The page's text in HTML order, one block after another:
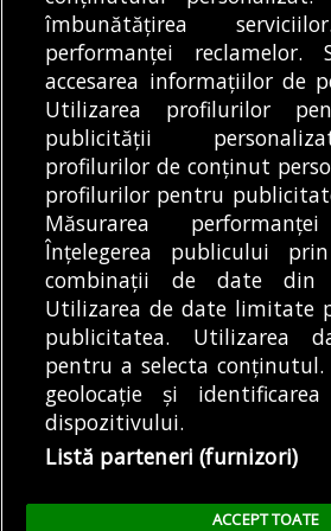
Transport
Trafic restricționat pe
București-Constanța.
MODIFICĂ SETĂRILE
© Copyright 2025 - Buletin de
Găzduit dePresslabs.com.
Despre
Noi
Media
Kit
Politică De
Confidențialitate
Tweet
Facebook
Share this selection
Tweet
îmbunătățirea
performanței reclamelor.
accesarea informațiilor de
Utilizarea profilurilor
publicității
profilurilor de conținut
profilurilor pentru
Măsurarea
Înțelegerea publicului
combinații de date din
Utilizarea de date limitate
publicitatea. Utilizarea
pentru a selecta conținutul.
geolocație și
dispozitivului.
Listă parteneri (furnizori)
ACCEPT TOATE